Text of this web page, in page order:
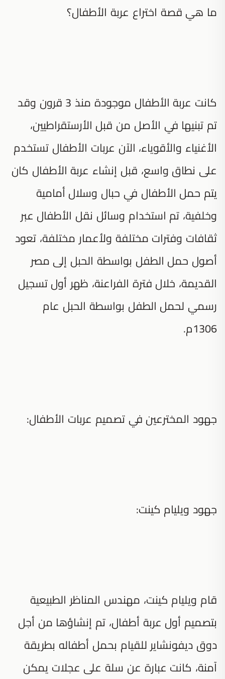
ما هي قصة اختراع عربة الأطفال؟
كانت عربة الأطفال موجودة منذ 3 قرون وقد
تم تبنيها في الأصل من قبل الأرستقراطيين،
الأغنياء والأقوياء، الآن عربات الأطفال تستخدم
على نطاق واسع، قبل إنشاء عربة الأطفال كان
يتم حمل الأطفال في حبال وسلال أمامية
وخلفية، تم استخدام وسائل نقل الأطفال عبر
ثقافات وفترات مختلفة ولأعمار مختلفة، تعود
أصول حمل الطفل بواسطة الحبل إلى مصر
القديمة، خلال فترة الفراعنة، ظهر أول تسجيل
رسمي لحمل الطفل بواسطة الحبل عام
1306م.
جهود المخترعين في تصميم عربات الأطفال:
جهود ويليام كينت:
قام ويليام كينت، مهندس المناظر الطبيعية
بتصميم أول عربة أطفال، تم إنشاؤها من أجل
دوق ديفونشاير للقيام بحمل أطفاله بطريقة
آمنة، كانت عبارة عن سلة على عجلات يمكن